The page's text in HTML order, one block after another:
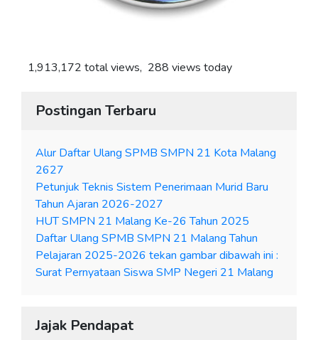
1,913,172 total views, 288 views today
Postingan Terbaru
Alur Daftar Ulang SPMB SMPN 21 Kota Malang
2627
Petunjuk Teknis Sistem Penerimaan Murid Baru
Tahun Ajaran 2026-2027
HUT SMPN 21 Malang Ke-26 Tahun 2025
Daftar Ulang SPMB SMPN 21 Malang Tahun
Pelajaran 2025-2026 tekan gambar dibawah ini :
Surat Pernyataan Siswa SMP Negeri 21 Malang
Jajak Pendapat